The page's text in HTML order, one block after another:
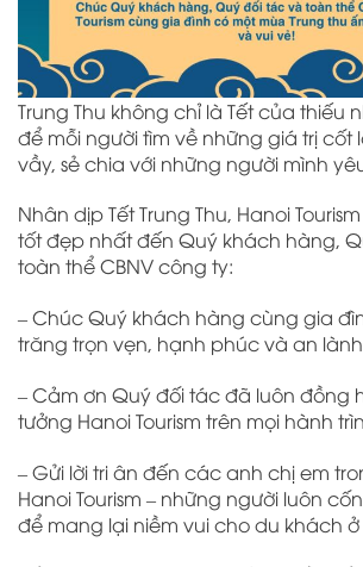
Trung Thu không chỉ là Tết của thiếu
để mỗi người tìm về những giá trị cốt
vầy, sẻ chia với những người mình
Nhân dịp Tết Trung Thu, Hanoi
tốt đẹp nhất đến Quý khách hàng,
toàn thể CBNV công ty:
– Chúc Quý khách hàng cùng gia
trăng trọn vẹn, hạnh phúc và an
– Cảm ơn Quý đối tác đã luôn đồng
tưởng Hanoi Tourism trên mọi hành
– Gửi lời tri ân đến các anh chị em
Hanoi Tourism – những người luôn
để mang lại niềm vui cho du khách